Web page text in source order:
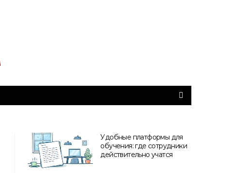
Удобные платформы для
обучения: где сотрудники
действительно учатся